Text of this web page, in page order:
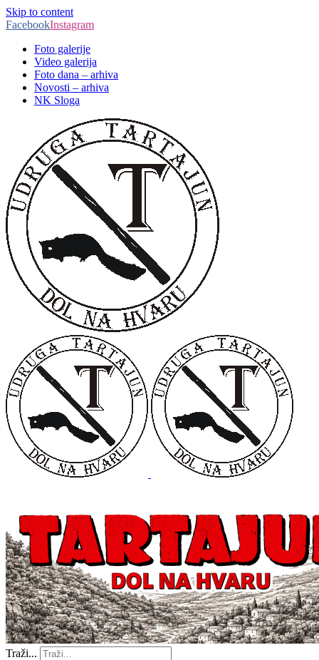
Skip to content
FacebookInstagram
Foto galerije
Video galerija
Foto dana – arhiva
Novosti – arhiva
NK Sloga
Traži...